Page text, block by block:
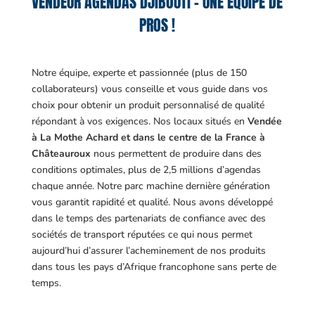
PROS !
Notre équipe, experte et passionnée (plus de 150
collaborateurs) vous conseille et vous guide dans vos
choix pour obtenir un produit personnalisé de qualité
répondant à vos exigences. Nos locaux situés en Vendée
à La Mothe Achard et dans le centre de la France à
Châteauroux nous permettent de produire dans des
conditions optimales, plus de 2,5 millions d’agendas
chaque année. Notre parc machine dernière génération
vous garantit rapidité et qualité. Nous avons développé
dans le temps des partenariats de confiance avec des
sociétés de transport réputées ce qui nous permet
aujourd’hui d’assurer l’acheminement de nos produits
dans tous les pays d’Afrique francophone sans perte de
temps.